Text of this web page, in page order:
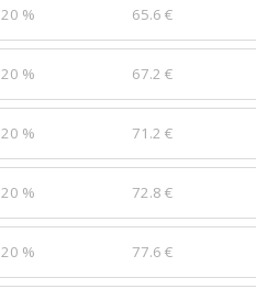
20 % 65.6 €
20 % 67.2 €
20 % 71.2 €
20 % 72.8 €
20 % 77.6 €